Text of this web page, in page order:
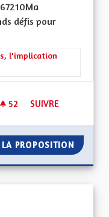
défis pour
Les solidarités, les soins
l'implication
52 52 ABONNÉS
SUIVRE
PROPOSITION MA